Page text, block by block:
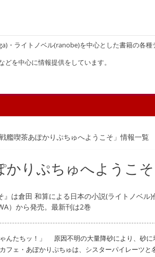
・ライトノベル(ranobe)を中心とした書籍の各
を中心に情報提供をしています。
戦艦喫茶あぽかりぷちゅへようこそ」情報一覧
かりぷちゅへようこそ
』は倉田 和算による日本の小説(ライトノベル)
）から発売。最新刊は2巻
んたちッ！」 原因不明の大量降砂により、砂に
フェ・あぽかりぷちゅは、シスターパイレーツと